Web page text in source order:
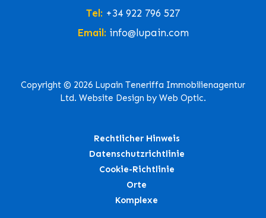
Tel: +34 922 796 527
Email: info@lupain.com
Copyright © 2026 Lupain Teneriffa Immobilienagentur
Ltd. Website Design by Web Optic.
Rechtlicher Hinweis
Datenschutzrichtlinie
Cookie-Richtlinie
Orte
Komplexe